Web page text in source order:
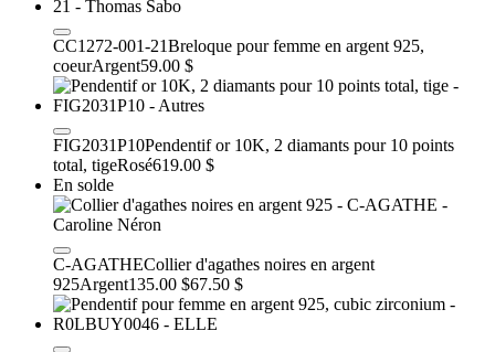
CC1272-001-21Breloque pour femme en argent 925,
coeurArgent59.00 $
FIG2031P10Pendentif or 10K, 2 diamants pour 10 points
total, tigeRosé619.00 $
En solde
C-AGATHECollier d'agathes noires en argent
925Argent135.00 $67.50 $